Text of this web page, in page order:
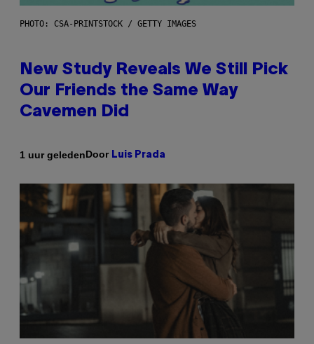
PHOTO: CSA-PRINTSTOCK / GETTY IMAGES
New Study Reveals We Still Pick
Our Friends the Same Way
Cavemen Did
1 uur geledenDoor Luis Prada